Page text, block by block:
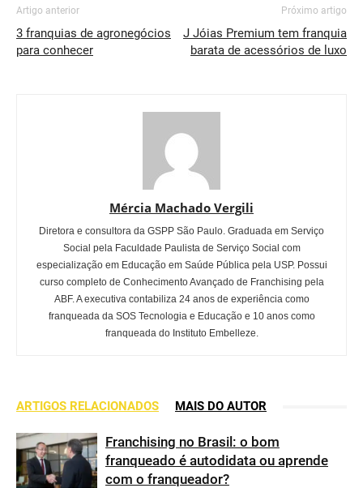
Artigo anterior
3 franquias de agronegócios
para conhecer
Próximo artigo
J Jóias Premium tem franquia
barata de acessórios de luxo
Mércia Machado Vergili
Diretora e consultora da GSPP São Paulo. Graduada em Serviço
Social pela Faculdade Paulista de Serviço Social com
especialização em Educação em Saúde Pública pela USP. Possui
curso completo de Conhecimento Avançado de Franchising pela
ABF. A executiva contabiliza 24 anos de experiência como
franqueada da SOS Tecnologia e Educação e 10 anos como
franqueada do Instituto Embelleze.
ARTIGOS RELACIONADOS MAIS DO AUTOR
Franchising no Brasil: o bom
franqueado é autodidata ou aprende
com o franqueador?